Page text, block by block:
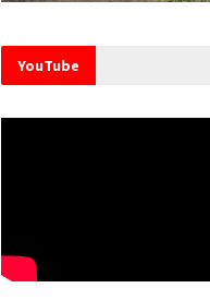
YouTube